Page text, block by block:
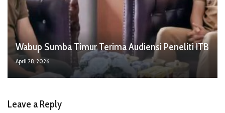
Wabup Sumba Timur Terima Audiensi Peneliti ITB
April 28, 2026
Leave a Reply